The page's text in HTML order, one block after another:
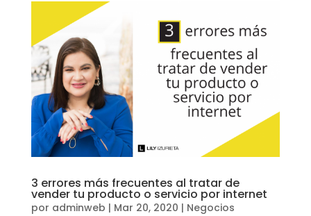
3 errores más frecuentes al tratar de
vender tu producto o servicio por internet
por adminweb | Mar 20, 2020 | Negocios